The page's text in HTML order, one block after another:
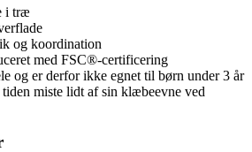
i træ
og koordination
med FSC®-certificering
og er derfor ikke egnet til børn under 3 år
miste lidt af sin klæbeevne ved